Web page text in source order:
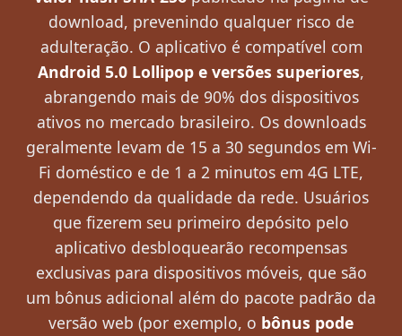
download, prevenindo qualquer risco de
adulteração. O aplicativo é compatível com
Android 5.0 Lollipop e versões superiores,
abrangendo mais de 90% dos dispositivos
ativos no mercado brasileiro. Os downloads
geralmente levam de 15 a 30 segundos em Wi-
Fi doméstico e de 1 a 2 minutos em 4G LTE,
dependendo da qualidade da rede. Usuários
que fizerem seu primeiro depósito pelo
aplicativo desbloquearão recompensas
exclusivas para dispositivos móveis, que são
um bônus adicional além do pacote padrão da
versão web (por exemplo, o bônus pode